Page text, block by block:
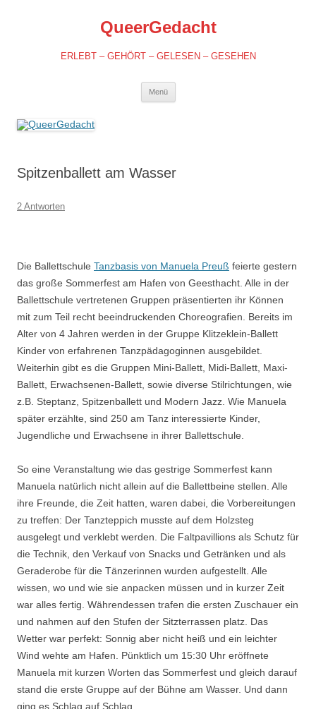
QueerGedacht
ERLEBT – GEHÖRT – GELESEN – GESEHEN
Menü
Spitzenballett am Wasser
2 Antworten
Die Ballettschule Tanzbasis von Manuela Preuß feierte gestern
das große Sommerfest am Hafen von Geesthacht. Alle in der
Ballettschule vertretenen Gruppen präsentierten ihr Können
mit zum Teil recht beeindruckenden Choreografien. Bereits im
Alter von 4 Jahren werden in der Gruppe Klitzeklein-Ballett
Kinder von erfahrenen Tanzpädagoginnen ausgebildet.
Weiterhin gibt es die Gruppen Mini-Ballett, Midi-Ballett, Maxi-
Ballett, Erwachsenen-Ballett, sowie diverse Stilrichtungen, wie
z.B. Steptanz, Spitzenballett und Modern Jazz. Wie Manuela
später erzählte, sind 250 am Tanz interessierte Kinder,
Jugendliche und Erwachsene in ihrer Ballettschule.
So eine Veranstaltung wie das gestrige Sommerfest kann
Manuela natürlich nicht allein auf die Ballettbeine stellen. Alle
ihre Freunde, die Zeit hatten, waren dabei, die Vorbereitungen
zu treffen: Der Tanzteppich musste auf dem Holzsteg
ausgelegt und verklebt werden. Die Faltpavillions als Schutz für
die Technik, den Verkauf von Snacks und Getränken und als
Geraderobe für die Tänzerinnen wurden aufgestellt. Alle
wissen, wo und wie sie anpacken müssen und in kurzer Zeit
war alles fertig. Währendessen trafen die ersten Zuschauer ein
und nahmen auf den Stufen der Sitzterrassen platz. Das
Wetter war perfekt: Sonnig aber nicht heiß und ein leichter
Wind wehte am Hafen. Pünktlich um 15:30 Uhr eröffnete
Manuela mit kurzen Worten das Sommerfest und gleich darauf
stand die erste Gruppe auf der Bühne am Wasser. Und dann
ging es Schlag auf Schlag.